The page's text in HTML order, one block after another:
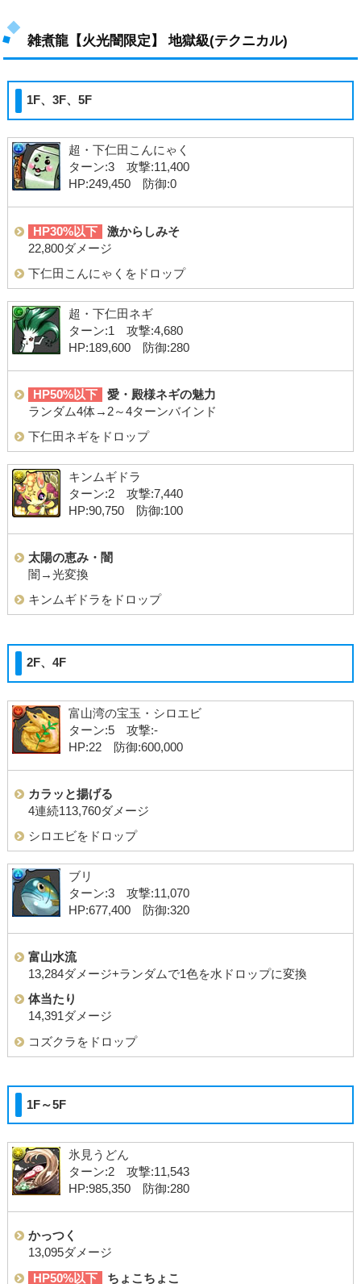
雑煮龍【火光闇限定】 地獄級(テクニカル)
1F、3F、5F
超・下仁田こんにゃく
ターン:3 攻撃:11,400
HP:249,450 防御:0
HP30%以下
激からしみそ
22,800ダメージ
下仁田こんにゃくをドロップ
超・下仁田ネギ
ターン:1 攻撃:4,680
HP:189,600 防御:280
HP50%以下
愛・殿様ネギの魅力
ランダム4体→2～4ターンバインド
下仁田ネギをドロップ
キンムギドラ
ターン:2 攻撃:7,440
HP:90,750 防御:100
太陽の恵み・闇
闇→光変換
キンムギドラをドロップ
2F、4F
富山湾の宝玉・シロエビ
ターン:5 攻撃:-
HP:22 防御:600,000
カラッと揚げる
4連続113,760ダメージ
シロエビをドロップ
ブリ
ターン:3 攻撃:11,070
HP:677,400 防御:320
富山水流
13,284ダメージ+ランダムで1色を水ドロップに変換
体当たり
14,391ダメージ
コズクラをドロップ
1F～5F
氷見うどん
ターン:2 攻撃:11,543
HP:985,350 防御:280
かっつく
13,095ダメージ
HP50%以下
ちょこちょこ